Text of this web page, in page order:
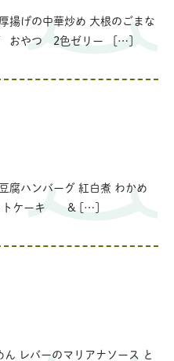
厚揚げの中華炒め 大根のごまな
おやつ 2色ゼリー […]
豆腐ハンバーグ 紅白煮 わかめ
トケーキ & […]
レバーのマリアナソース と